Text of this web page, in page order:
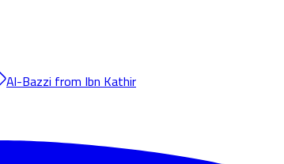
Al-Bazzi from Ibn Kathir